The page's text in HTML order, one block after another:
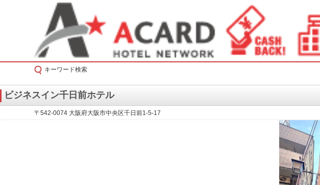
キーワード検索
ビジネスイン千日前ホテル
〒542-0074 大阪府大阪市中央区千日前1-5-17